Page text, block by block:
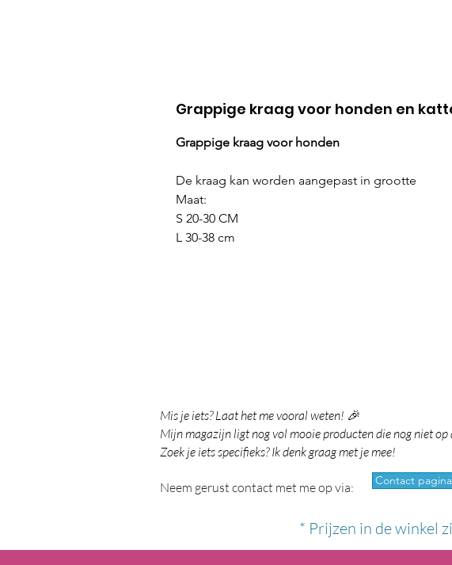
Grappige kraag voor honden en
Grappige kraag voor honden
De kraag kan worden aangepast in grootte
Maat:
S 20-30 CM
L 30-38 cm
Mis je iets? Laat het me vooral weten! 🎉
Mijn magazijn ligt nog vol mooie producten die nog niet
Zoek je iets specifieks? Ik denk graag met je mee!
Neem gerust contact met me op via: Contact pagina
* Prijzen in de winkel